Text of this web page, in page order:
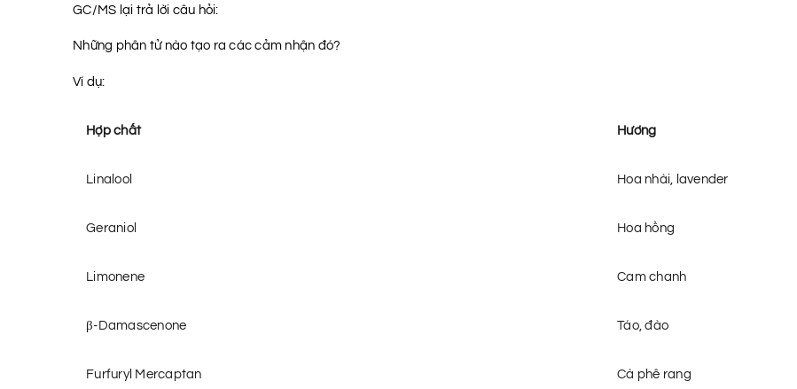
GC/MS lại trả lời câu hỏi:
Những phân tử nào tạo ra các cảm nhận đó?
Ví dụ:
Hợp chất Hương
Linalool Hoa nhài, lavender
Geraniol Hoa hồng
Limonene Cam chanh
β-Damascenone Táo, đào
Furfuryl Mercaptan Cà phê rang